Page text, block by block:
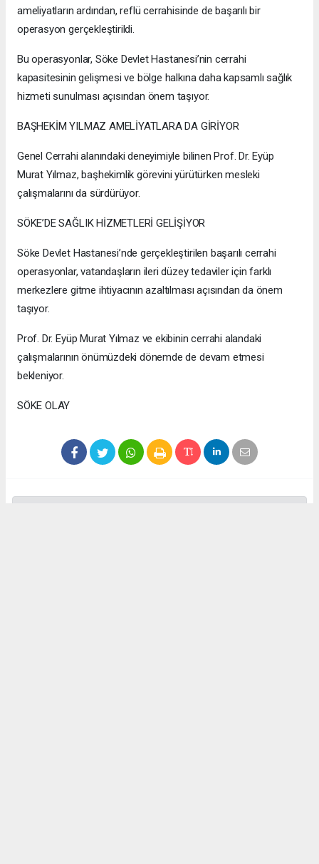
ameliyatların ardından, reflü cerrahisinde de başarılı bir
operasyon gerçekleştirildi.
Bu operasyonlar, Söke Devlet Hastanesi’nin cerrahi
kapasitesinin gelişmesi ve bölge halkına daha kapsamlı sağlık
hizmeti sunulması açısından önem taşıyor.
BAŞHEKİM YILMAZ AMELİYATLARA DA GİRİYOR
Genel Cerrahi alanındaki deneyimiyle bilinen Prof. Dr. Eyüp
Murat Yılmaz, başhekimlik görevini yürütürken mesleki
çalışmalarını da sürdürüyor.
SÖKE’DE SAĞLIK HİZMETLERİ GELİŞİYOR
Söke Devlet Hastanesi’nde gerçekleştirilen başarılı cerrahi
operasyonlar, vatandaşların ileri düzey tedaviler için farklı
merkezlere gitme ihtiyacının azaltılması açısından da önem
taşıyor.
Prof. Dr. Eyüp Murat Yılmaz ve ekibinin cerrahi alandaki
çalışmalarının önümüzdeki dönemde de devam etmesi
bekleniyor.
SÖKE OLAY